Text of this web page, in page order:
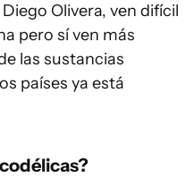
Olivera, ven difícil
pero sí ven más
las sustancias
países ya está